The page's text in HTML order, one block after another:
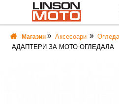
Магазин Аксесоари
АДАПТЕРИ ЗА МОТО ОГЛЕДАЛА